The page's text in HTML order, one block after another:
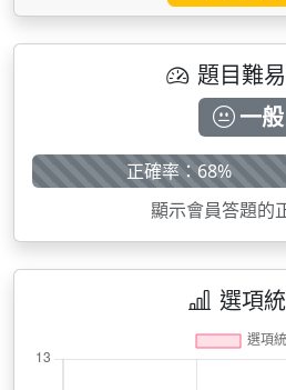
題目難
一般
正確率：68%
顯示會員答題的
選項